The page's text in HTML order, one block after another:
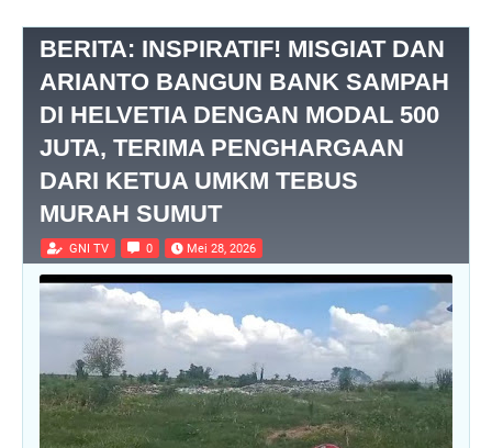
BERITA: INSPIRATIF! MISGIAT DAN
ARIANTO BANGUN BANK SAMPAH
DI HELVETIA DENGAN MODAL 500
JUTA, TERIMA PENGHARGAAN
DARI KETUA UMKM TEBUS
MURAH SUMUT
GNI TV 0 Mei 28, 2026